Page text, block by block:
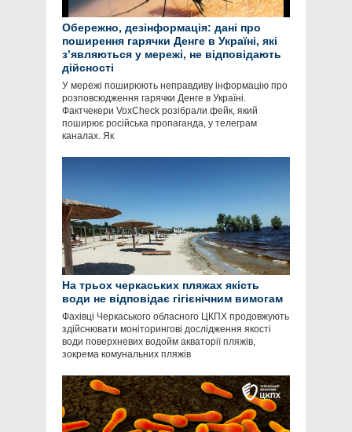
Обережно, дезінформація: дані про
поширення гарячки Денге в Україні, які
зʼявляються у мережі, не відповідають
дійсності
У мережі поширюють неправдиву інформацію про
розповсюдження гарячки Денге в Україні.
Фактчекери VoxCheck розібрали фейк, який
поширює російська пропаганда, у телеграм
каналах. Як
На трьох черкаських пляжах якість
води не відповідає гігієнічним вимогам
Фахівці Черкаського обласного ЦКПХ продовжують
здійснювати моніторингові дослідження якості
води поверхневих водойм акваторії пляжів,
зокрема комунальних пляжів